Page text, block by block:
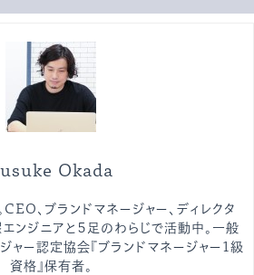
Okada
、ブランドマネージャー、ディレクタ
エンジニアと５足のわらじで活動中。一般
ャー認定協会『ブランドマネージャー1級
資格』保有者。